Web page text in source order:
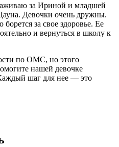
за Ириной и младшей
Девочки очень дружны.
за свое здоровье. Ее
и вернуться в школу к
по ОМС, но этого
нашей девочке
шаг для нее — это